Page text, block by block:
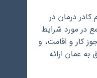
کادر درمان در
در مورد شرایط
کار و اقامت، و
عمان ارائه